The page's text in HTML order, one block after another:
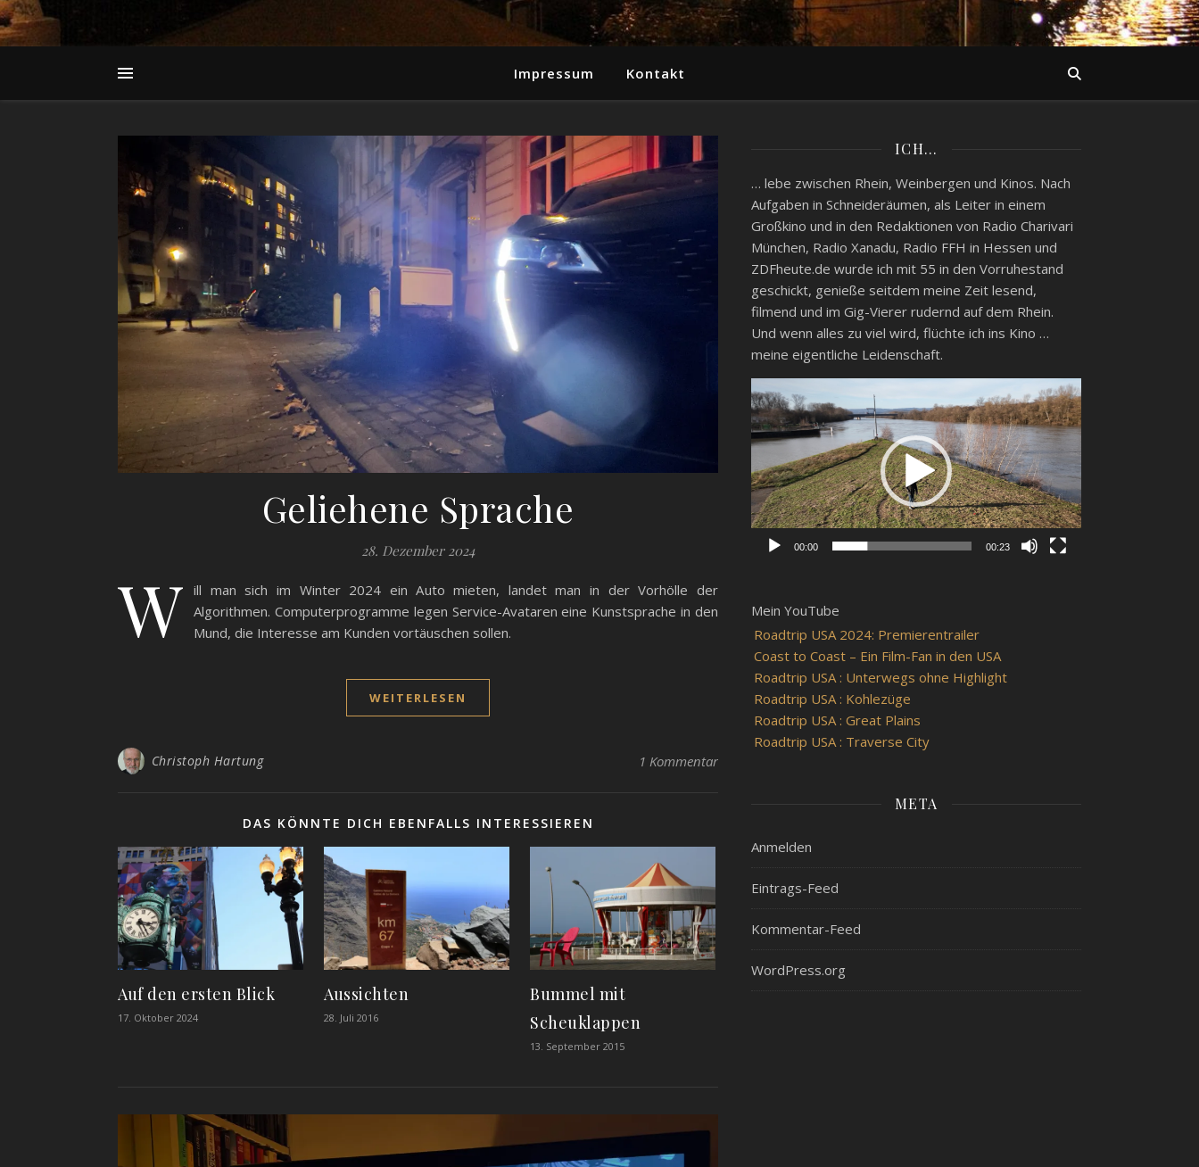
Impressum Kontakt
Geliehene Sprache
28. Dezember 2024
W ill man sich im Winter 2024 ein Auto mieten, landet man in der Vorhölle der
Algorithmen. Computerprogramme legen Service-Avataren eine Kunstsprache in den
Mund, die Interesse am Kunden vortäuschen sollen.
WEITERLESEN
Christoph Hartung 1 Kommentar
DAS KÖNNTE DICH EBENFALLS INTERESSIEREN
Auf den ersten Blick
17. Oktober 2024
Aussichten
28. Juli 2016
Bummel mit
Scheuklappen
13. September 2015
ICH…
… lebe zwischen Rhein, Weinbergen und Kinos. Nach
Aufgaben in Schneideräumen, als Leiter in einem
Großkino und in den Redaktionen von Radio Charivari
München, Radio Xanadu, Radio FFH in Hessen und
ZDFheute.de wurde ich mit 55 in den Vorruhestand
geschickt, genieße seitdem meine Zeit lesend,
filmend und im Gig-Vierer rudernd auf dem Rhein.
Und wenn alles zu viel wird, flüchte ich ins Kino …
meine eigentliche Leidenschaft.
Video-
Player
00:00 00:23
Mein YouTube
Roadtrip USA 2024: Premierentrailer
Coast to Coast – Ein Film-Fan in den USA
Roadtrip USA : Unterwegs ohne Highlight
Roadtrip USA : Kohlezüge
Roadtrip USA : Great Plains
Roadtrip USA : Traverse City
META
Anmelden
Eintrags-Feed
Kommentar-Feed
WordPress.org